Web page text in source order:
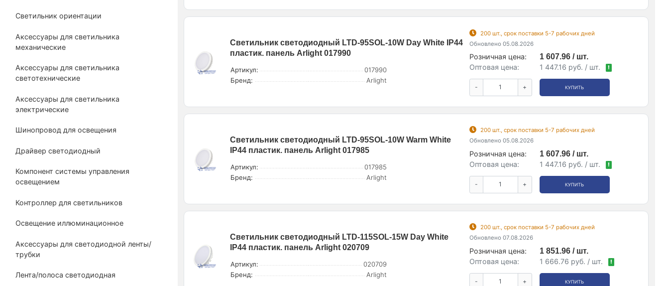
Светильник светодиодный LTD-95SOL-10W Day White IP44
пластик. панель Arlight 017990
Артикул:
017990
Бренд:
Arlight
200 шт., срок поставки 5-7 рабочих дней
Обновлено 05.08.2026
Розничная цена:
1 607.96 / шт.
Оптовая цена:
1 447.16 руб. / шт. !
- + КУПИТЬ
Светильник светодиодный LTD-95SOL-10W Warm White
IP44 пластик. панель Arlight 017985
Артикул:
017985
Бренд:
Arlight
200 шт., срок поставки 5-7 рабочих дней
Обновлено 05.08.2026
Розничная цена:
1 607.96 / шт.
Оптовая цена:
1 447.16 руб. / шт. !
- + КУПИТЬ
Светильник светодиодный LTD-115SOL-15W Day White
IP44 пластик. панель Arlight 020709
Артикул:
020709
Бренд:
Arlight
200 шт., срок поставки 5-7 рабочих дней
Обновлено 07.08.2026
Розничная цена:
1 851.96 / шт.
Оптовая цена:
1 666.76 руб. / шт. !
- + КУПИТЬ
Светильник ориентации
Аксессуары для светильника
механические
Аксессуары для светильника
светотехнические
Аксессуары для светильника
электрические
Шинопровод для освещения
Драйвер светодиодный
Компонент системы управления
освещением
Контроллер для светильников
Освещение иллюминационное
Аксессуары для светодиодной ленты/
трубки
Лента/полоса светодиодная